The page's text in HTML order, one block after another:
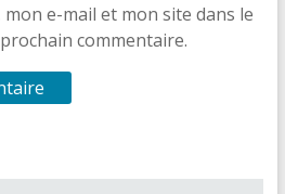
e-mail et mon site dans le
commentaire.